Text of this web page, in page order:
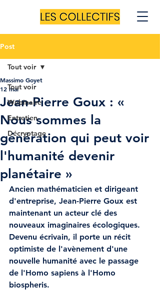
Post
Tout voir
Webinaire
Entretien
Décryptage
Tout voir
Jean-Pierre Goux : «
Nous sommes la
génération qui peut voir
l'humanité devenir
planétaire »
Massimo Goyet
12 mai
Ancien mathématicien et dirigeant
d'entreprise, Jean-Pierre Goux est
maintenant un acteur clé des
nouveaux imaginaires écologiques.
Devenu écrivain, il porte un récit
optimiste de l'avènement d'une
nouvelle humanité avec le passage
de l'Homo sapiens à l'Homo
biospheris.